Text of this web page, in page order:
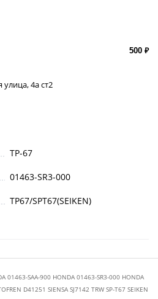
500 ₽
улица, 4а ст2
TP-67
01463-SR3-000
TP67/SPT67(SEIKEN)
01463-SAA-900 HONDA 01463-SR3-000 HONDA
D41251 SIENSA SJ7142 TRW SP-T67 SEIKEN